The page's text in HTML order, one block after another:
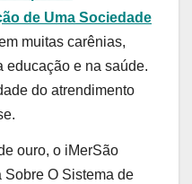
de Uma Sociedade
muitas carênias,
educação e na saúde.
do atrendimento
ouro, o iMerSão
Sobre O Sistema de